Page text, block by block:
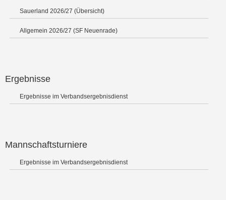
Sauerland 2026/27 (Übersicht)
Allgemein 2026/27 (SF Neuenrade)
Ergebnisse
Ergebnisse im Verbandsergebnisdienst
Mannschaftsturniere
Ergebnisse im Verbandsergebnisdienst